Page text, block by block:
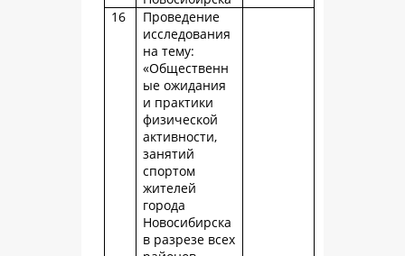
16
Проведение
исследования
на тему:
«Общественн
ые ожидания
и практики
физической
активности,
занятий
спортом
жителей
города
Новосибирска
в разрезе всех